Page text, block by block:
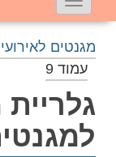
תפריט
ניווט
מגנטים
עמוד 9